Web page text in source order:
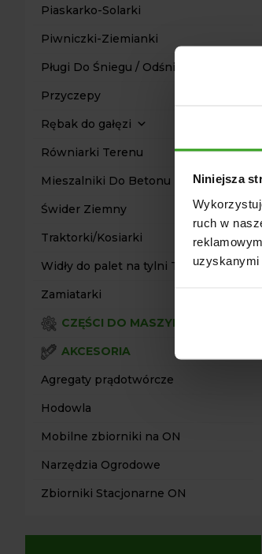
Niniejsza
ruch w
uzyskanymi
Piaskarko-Solarki
Piwniczki-Ziemianki
Pługi Do Śniegu / Odśnieżarki
Przyczepy
Rębak do gałęzi
Równiarki Terenu
Mieszalniki Do Betonu
Świder Ziemny
Traktorki/Kosiarki
Widły do palet na tylni TUZ
Zamiatarki
CZĘŚCI DO MASZYN
AKCESORIA
Agregaty prądotwórcze
Hodowla
Mobilne zbiorniki na ON
Narzędzia Ogrodowe
Zbiorniki Stacjonarne ON